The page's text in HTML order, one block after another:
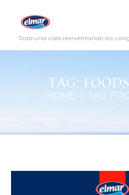
Toda una vida reinventando los
TAG:
HOME TAG: